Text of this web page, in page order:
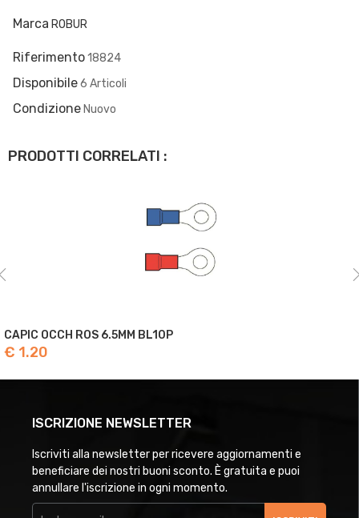
Marca ROBUR
Riferimento18824
Disponibile6 Articoli
Condizione Nuovo
PRODOTTI CORRELATI :
CAPIC OCCH ROS 6.5MM BL10P
€ 1.20
ISCRIZIONE NEWSLETTER
Iscriviti alla newsletter per ricevere aggiornamenti e
beneficiare dei nostri buoni sconto. È gratuita e puoi
annullare l'iscrizione in ogni momento.